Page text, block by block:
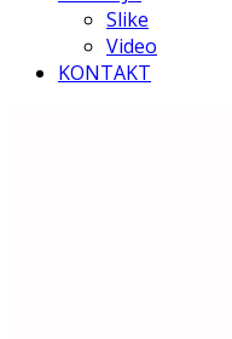
Slike
Video
KONTAKT